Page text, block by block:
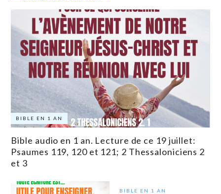
BIBLE EN 1 AN
Bible audio en 1 an. Lecture de ce 19 juillet:
Psaumes 119, 120 et 121; 2 Thessaloniciens 2
et 3
BIBLE EN 1 AN